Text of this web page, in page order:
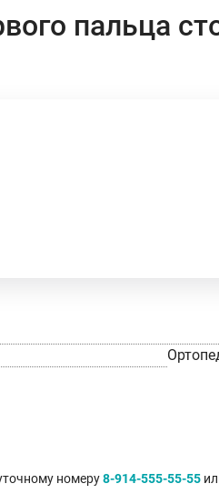
пальца
номеру8-914-555-55-55